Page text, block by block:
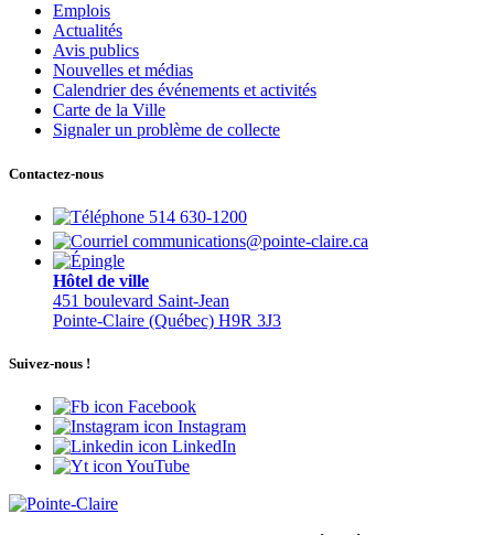
Emplois
Actualités
Avis publics
Nouvelles et médias
Calendrier des événements et activités
Carte de la Ville
Signaler un problème de collecte
Contactez-nous
514 630-1200
communications@pointe-claire.ca
Hôtel de ville
451 boulevard Saint-Jean
Pointe-Claire (Québec) H9R 3J3
Suivez-nous !
Facebook
Instagram
LinkedIn
YouTube